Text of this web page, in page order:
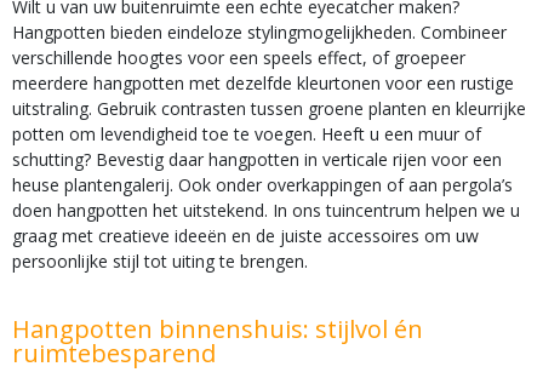
Wilt u van uw buitenruimte een echte eyecatcher maken?
Hangpotten bieden eindeloze stylingmogelijkheden. Combineer
verschillende hoogtes voor een speels effect, of groepeer
meerdere hangpotten met dezelfde kleurtonen voor een rustige
uitstraling. Gebruik contrasten tussen groene planten en kleurrijke
potten om levendigheid toe te voegen. Heeft u een muur of
schutting? Bevestig daar hangpotten in verticale rijen voor een
heuse plantengalerij. Ook onder overkappingen of aan pergola’s
doen hangpotten het uitstekend. In ons tuincentrum helpen we u
graag met creatieve ideeën en de juiste accessoires om uw
persoonlijke stijl tot uiting te brengen.
Hangpotten binnenshuis: stijlvol én
ruimtebesparend